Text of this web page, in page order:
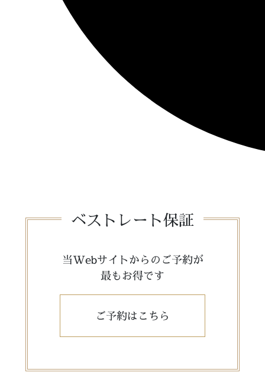
ベストレート保証
当Webサイトからのご予約が
最もお得です
ご予約はこちら